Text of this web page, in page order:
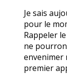
Je sais
pour le
Rappeler
ne
envenimer
premier